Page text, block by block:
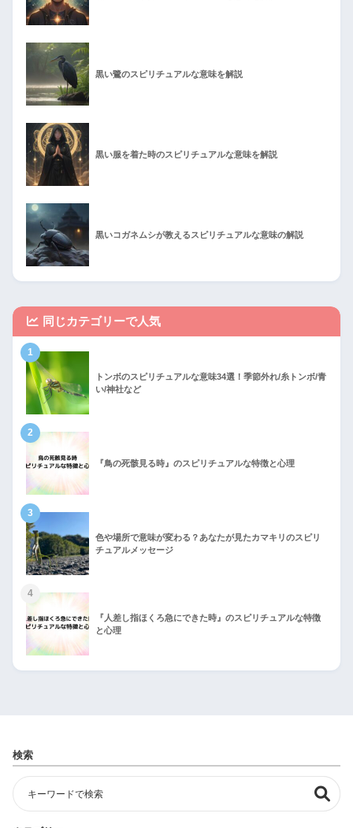
黒い鷺のスピリチュアルな意味を解説
黒い服を着た時のスピリチュアルな意味を解説
黒いコガネムシが教えるスピリチュアルな意味の解説
同じカテゴリーで人気
1
トンボのスピリチュアルな意味34選！季節外れ/糸トンボ/青
い/神社など
2
『鳥の死骸見る時』のスピリチュアルな特徴と心理
3
色や場所で意味が変わる？あなたが見たカマキリのスピリ
チュアルメッセージ
4
『人差し指ほくろ急にできた時』のスピリチュアルな特徴
と心理
検索